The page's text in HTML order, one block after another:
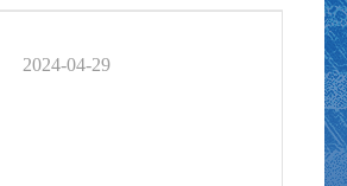
2024-04-29